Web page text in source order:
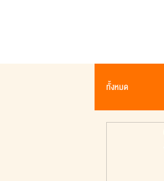
ทั้งหมด